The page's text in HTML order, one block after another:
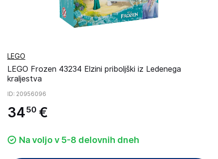
LEGO
LEGO Frozen 43234 Elzini priboljški iz Ledenega
kraljestva
ID: 20956096
3450 €
Na voljo v 5-8 delovnih dneh